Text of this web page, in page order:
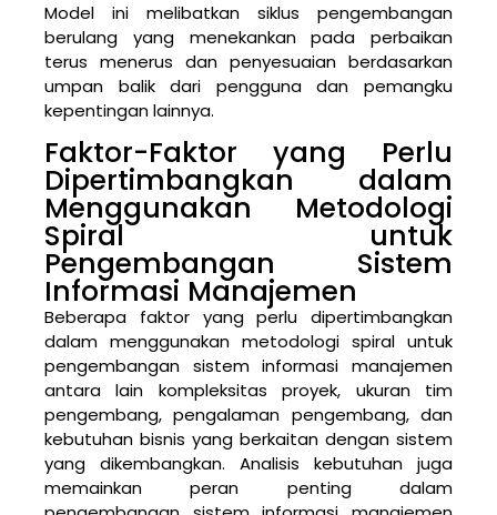
Model ini melibatkan siklus pengembangan
berulang yang menekankan pada perbaikan
terus menerus dan penyesuaian berdasarkan
umpan balik dari pengguna dan pemangku
kepentingan lainnya.
Faktor-Faktor yang Perlu
Dipertimbangkan dalam
Menggunakan Metodologi
Spiral untuk
Pengembangan Sistem
Informasi Manajemen
Beberapa faktor yang perlu dipertimbangkan
dalam menggunakan metodologi spiral untuk
pengembangan sistem informasi manajemen
antara lain kompleksitas proyek, ukuran tim
pengembang, pengalaman pengembang, dan
kebutuhan bisnis yang berkaitan dengan sistem
yang dikembangkan. Analisis kebutuhan juga
memainkan peran penting dalam